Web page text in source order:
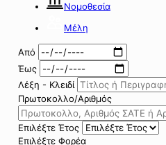
Νομοθεσία
Μέλη
Από
Έως
Λέξη - Κλειδί
Πρωτοκολλο/Αριθμός
Επιλέξτε Έτος
Επιλέξτε Φορέα